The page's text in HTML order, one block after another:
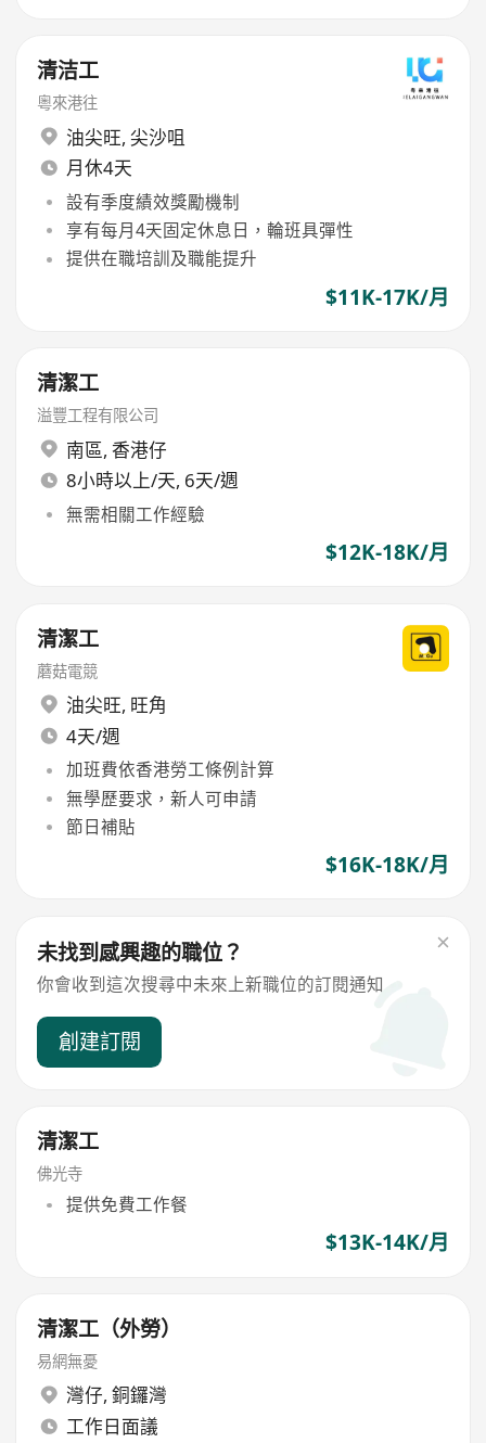
清洁工
粵來港往
油尖旺, 尖沙咀
月休4天
設有季度績效獎勵機制
享有每月4天固定休息日，輪班具彈性
提供在職培訓及職能提升
$11K-17K/月
清潔工
溢豐工程有限公司
南區, 香港仔
8小時以上/天, 6天/週
無需相關工作經驗
$12K-18K/月
清潔工
蘑菇電競
油尖旺, 旺角
4天/週
加班費依香港勞工條例計算
無學歷要求，新人可申請
節日補貼
$16K-18K/月
未找到感興趣的職位？
你會收到這次搜尋中未來上新職位的訂閱通知
創建訂閱
清潔工
佛光寺
提供免費工作餐
$13K-14K/月
清潔工（外勞）
易網無憂
灣仔, 銅鑼灣
工作日面議